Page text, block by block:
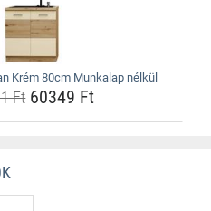
Krém 80cm Munkalap nélkül
Ft60349 Ft